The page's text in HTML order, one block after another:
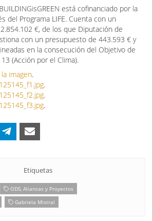
está cofinanciado por la
del Programa LIFE. Cuenta con un
€, de los que Diputación de
con un presupuesto de 443.593 € y
en la consecución del Objetivo de
(Acción por el Clima).
imagen.
.
.
.
Etiquetas
ODS, Alianzas y Proyectos
Gabriela Mistral